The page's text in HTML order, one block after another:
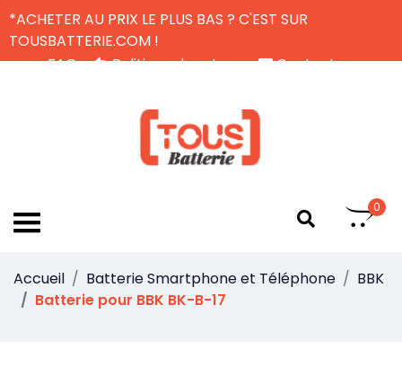
*ACHETER AU PRIX LE PLUS BAS ? C'EST SUR
TOUSBATTERIE.COM !
FAQ
Politique de retour
Contactez-nous
0
Accueil Batterie Smartphone et Téléphone
BBK
Batterie pour BBK BK-B-17